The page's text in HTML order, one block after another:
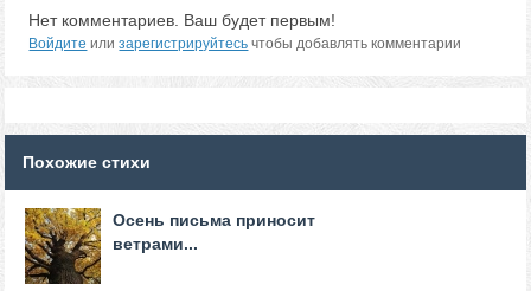
Нет комментариев. Ваш будет первым!
Войдите илизарегистрируйтесь чтобы добавлять комментарии
Похожие стихи
Осень письма приносит
ветрами...